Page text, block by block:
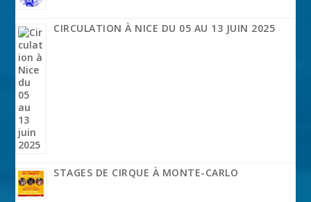
CIRCULATION À NICE DU 05 AU 13 JUIN 2025
STAGES DE CIRQUE À MONTE-CARLO